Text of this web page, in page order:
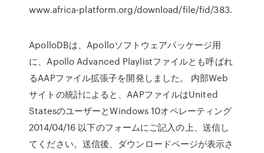
www.africa-platform.org/download/file/fid/383.
ApolloDBは、Apolloソフトウェアパッケージ用
に、Apollo Advanced Playlistファイルとも呼ばれ
るAAPファイル拡張子を開発しました。 内部Web
サイトの統計によると、AAPファイルはUnited
StatesのユーザーとWindows 10オペレーティング
2014/04/16 以下のフォームにご記入の上、送信し
てください。送信後、ダウンロードページが表示さ